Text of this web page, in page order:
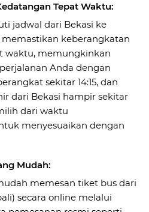
Tepat Waktu:
jadwal dari Bekasi ke
keberangkatan
waktu, memungkinkan
Anda dengan
sekitar 14:15, dan
dari Bekasi hampir sekitar
dari waktu
menyesuaikan dengan
Mudah:
memesan tiket bus dari
secara online melalui